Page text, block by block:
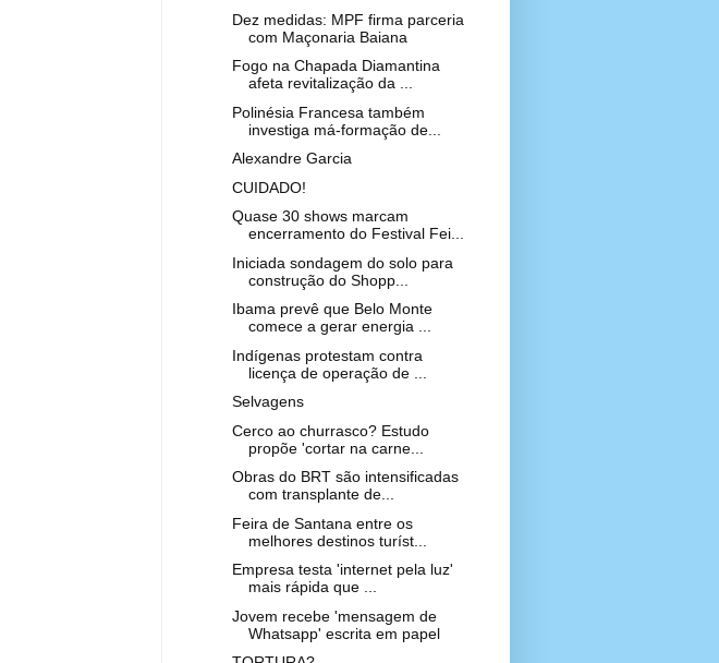
Dez medidas: MPF firma parceria
com Maçonaria Baiana
Fogo na Chapada Diamantina
afeta revitalização da ...
Polinésia Francesa também
investiga má-formação de...
Alexandre Garcia
CUIDADO!
Quase 30 shows marcam
encerramento do Festival Fei...
Iniciada sondagem do solo para
construção do Shopp...
Ibama prevê que Belo Monte
comece a gerar energia ...
Indígenas protestam contra
licença de operação de ...
Selvagens
Cerco ao churrasco? Estudo
propõe 'cortar na carne...
Obras do BRT são intensificadas
com transplante de...
Feira de Santana entre os
melhores destinos turíst...
Empresa testa 'internet pela luz'
mais rápida que ...
Jovem recebe 'mensagem de
Whatsapp' escrita em papel